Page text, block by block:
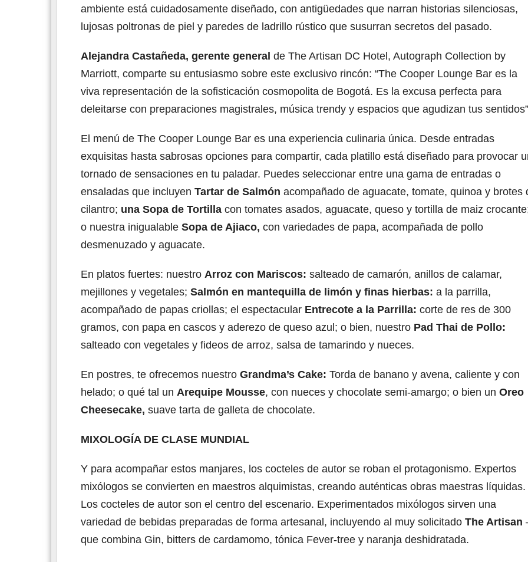
ambiente está cuidadosamente diseñado, con antigüedades que narran historias silenciosas,
lujosas poltronas de piel y paredes de ladrillo rústico que susurran secretos del pasado.
Alejandra Castañeda, gerente general de The Artisan DC Hotel, Autograph Collection by
Marriott, comparte su entusiasmo sobre este exclusivo rincón: “The Cooper Lounge Bar es la
viva representación de la sofisticación cosmopolita de Bogotá. Es la excusa perfecta para
deleitarse con preparaciones magistrales, música trendy y espacios que agudizan tus
El menú de The Cooper Lounge Bar es una experiencia culinaria única. Desde entradas
exquisitas hasta sabrosas opciones para compartir, cada platillo está diseñado para provocar
tornado de sensaciones en tu paladar. Puedes seleccionar entre una gama de entradas o
ensaladas que incluyen Tartar de Salmón acompañado de aguacate, tomate, quinoa y brotes
cilantro; una Sopa de Tortilla con tomates asados, aguacate, queso y tortilla de maiz
o nuestra inigualable Sopa de Ajiaco, con variedades de papa, acompañada de pollo
desmenuzado y aguacate.
En platos fuertes: nuestro Arroz con Mariscos: salteado de camarón, anillos de calamar,
mejillones y vegetales; Salmón en mantequilla de limón y finas hierbas: a la parrilla,
acompañado de papas criollas; el espectacular Entrecote a la Parrilla: corte de res de 300
gramos, con papa en cascos y aderezo de queso azul; o bien, nuestro Pad Thai de Pollo:
salteado con vegetales y fideos de arroz, salsa de tamarindo y nueces.
En postres, te ofrecemos nuestro Grandma’s Cake: Torda de banano y avena, caliente y con
helado; o qué tal un Arequipe Mousse, con nueces y chocolate semi-amargo; o bien un Oreo
Cheesecake, suave tarta de galleta de chocolate.
MIXOLOGÍA DE CLASE MUNDIAL
Y para acompañar estos manjares, los cocteles de autor se roban el protagonismo. Expertos
mixólogos se convierten en maestros alquimistas, creando auténticas obras maestras líquidas.
Los cocteles de autor son el centro del escenario. Experimentados mixólogos sirven una
variedad de bebidas preparadas de forma artesanal, incluyendo al muy solicitado The Artisan
que combina Gin, bitters de cardamomo, tónica Fever-tree y naranja deshidratada.